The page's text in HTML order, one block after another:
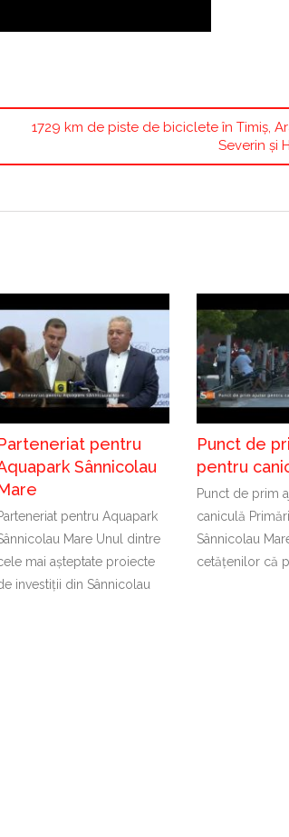
1729 km de piste de biciclete în Timiș,
Severin și
pentru
Sânnicolau
pentru Aquapark
Mare Unul dintre
mai așteptate proiecte
investiții din Sânnicolau
Punct de
pentru
Punct de prim
caniculă
Sânnicolau
cetățenilor că